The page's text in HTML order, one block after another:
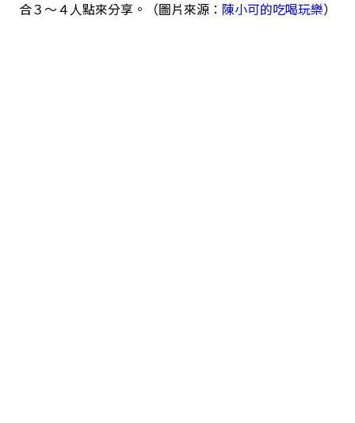
合３～４人點來分享。（圖片來源： 陳小可的吃喝玩樂）